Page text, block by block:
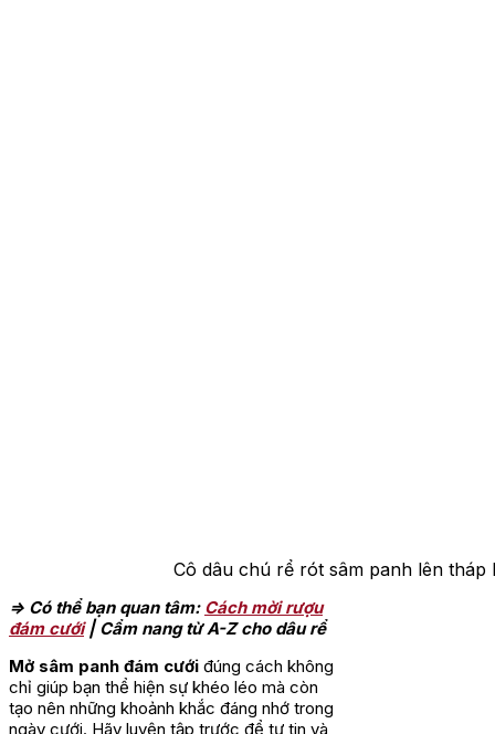
Cô dâu chú rể rót sâm panh lên
=> Có thể bạn quan tâm: Cách mời rượu
đám cưới| Cẩm nang từ A-Z cho dâu rể
Mở sâm panh đám cưới đúng cách không
chỉ giúp bạn thể hiện sự khéo léo mà còn
tạo nên những khoảnh khắc đáng nhớ trong
ngày cưới. Hãy luyện tập trước để tự tin và